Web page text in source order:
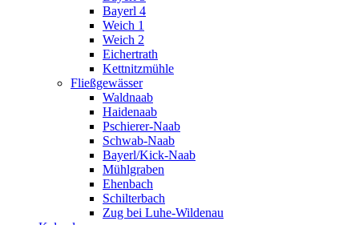
Bayerl 4
Weich 1
Weich 2
Eichertrath
Kettnitzmühle
Fließgewässer
Waldnaab
Haidenaab
Pschierer-Naab
Schwab-Naab
Bayerl/Kick-Naab
Mühlgraben
Ehenbach
Schilterbach
Zug bei Luhe-Wildenau